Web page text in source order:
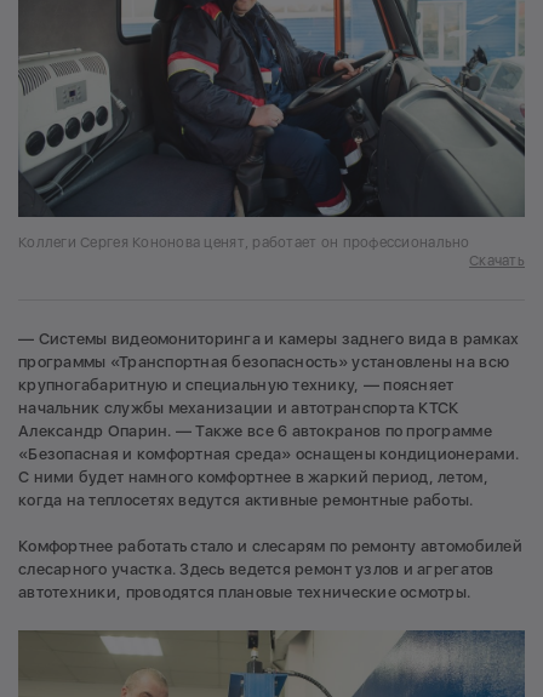
Коллеги Сергея Кононова ценят, работает он профессионально
Скачать
— Системы видеомониторинга и камеры заднего вида в рамках
программы «Транспортная безопасность» установлены на всю
крупногабаритную и специальную технику, — поясняет
начальник службы механизации и автотранспорта КТСК
Александр Опарин. — Также все 6 автокранов по программе
«Безопасная и комфортная среда» оснащены кондиционерами.
С ними будет намного комфортнее в жаркий период, летом,
когда на теплосетях ведутся активные ремонтные работы.
Комфортнее работать стало и слесарям по ремонту автомобилей
слесарного участка. Здесь ведется ремонт узлов и агрегатов
автотехники, проводятся плановые технические осмотры.